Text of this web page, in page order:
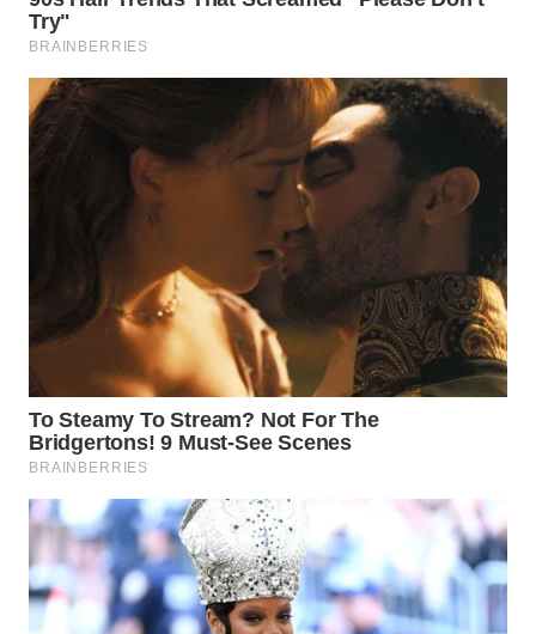
LABUANBAJO
BORNEO
WAHANA
NEWS
WAHANA
TANI
WAHANA
ADVOKAT
WAHANA
INFRASTRUKTUR